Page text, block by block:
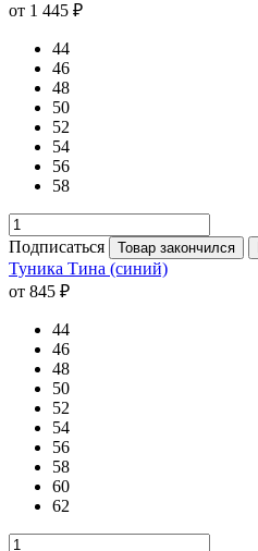
от 1 445 ₽
44
46
48
50
52
54
56
58
Подписаться Товар закончился
Туника Тина (синий)
от 845 ₽
44
46
48
50
52
54
56
58
60
62